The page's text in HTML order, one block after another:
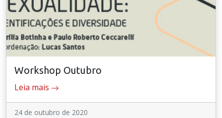
Workshop Outubro
Leia mais
24 de outubro de 2020